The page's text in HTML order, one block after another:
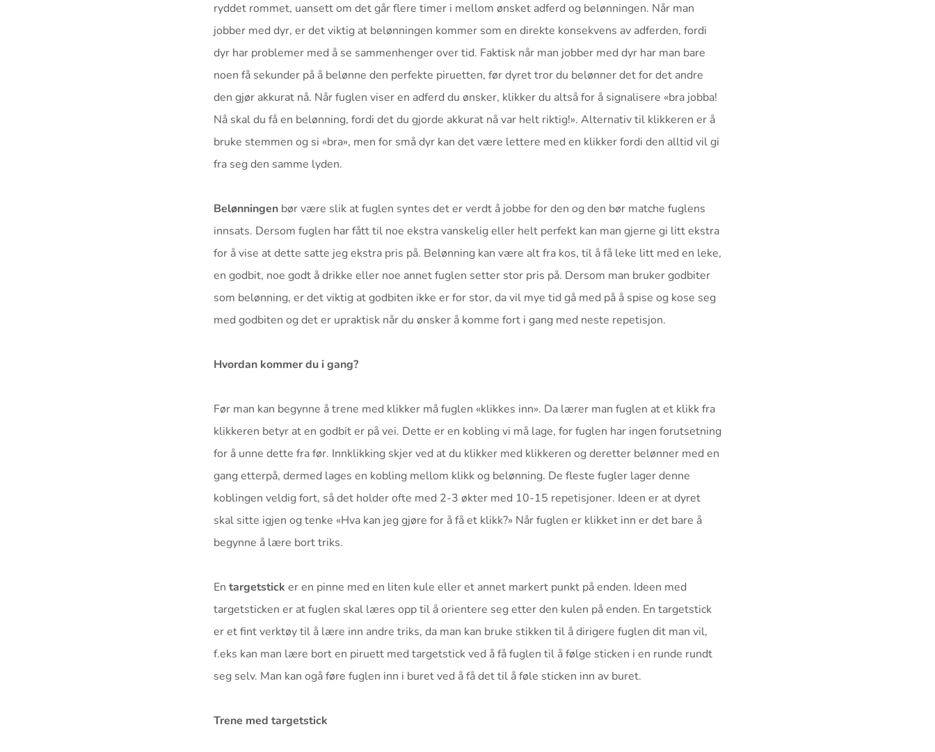
ryddet rommet, uansett om det går flere timer i mellom ønsket adferd og belønningen. Når man
jobber med dyr, er det viktig at belønningen kommer som en direkte konsekvens av adferden, fordi
dyr har problemer med å se sammenhenger over tid. Faktisk når man jobber med dyr har man bare
noen få sekunder på å belønne den perfekte piruetten, før dyret tror du belønner det for det andre
den gjør akkurat nå. Når fuglen viser en adferd du ønsker, klikker du altså for å signalisere «bra jobba!
Nå skal du få en belønning, fordi det du gjorde akkurat nå var helt riktig!». Alternativ til klikkeren er å
bruke stemmen og si «bra», men for små dyr kan det være lettere med en klikker fordi den alltid vil gi
fra seg den samme lyden.
Belønningen bør være slik at fuglen syntes det er verdt å jobbe for den og den bør matche fuglens
innsats. Dersom fuglen har fått til noe ekstra vanskelig eller helt perfekt kan man gjerne gi litt ekstra
for å vise at dette satte jeg ekstra pris på. Belønning kan være alt fra kos, til å få leke litt med en leke,
en godbit, noe godt å drikke eller noe annet fuglen setter stor pris på. Dersom man bruker godbiter
som belønning, er det viktig at godbiten ikke er for stor, da vil mye tid gå med på å spise og kose seg
med godbiten og det er upraktisk når du ønsker å komme fort i gang med neste repetisjon.
Hvordan kommer du i gang?
Før man kan begynne å trene med klikker må fuglen «klikkes inn». Da lærer man fuglen at et klikk fra
klikkeren betyr at en godbit er på vei. Dette er en kobling vi må lage, for fuglen har ingen forutsetning
for å unne dette fra før. Innklikking skjer ved at du klikker med klikkeren og deretter belønner med en
gang etterpå, dermed lages en kobling mellom klikk og belønning. De fleste fugler lager denne
koblingen veldig fort, så det holder ofte med 2-3 økter med 10-15 repetisjoner. Ideen er at dyret
skal sitte igjen og tenke «Hva kan jeg gjøre for å få et klikk?» Når fuglen er klikket inn er det bare å
begynne å lære bort triks.
En targetstick er en pinne med en liten kule eller et annet markert punkt på enden. Ideen med
targetsticken er at fuglen skal læres opp til å orientere seg etter den kulen på enden. En targetstick
er et fint verktøy til å lære inn andre triks, da man kan bruke stikken til å dirigere fuglen dit man vil,
f.eks kan man lære bort en piruett med targetstick ved å få fuglen til å følge sticken i en runde rundt
seg selv. Man kan ogå føre fuglen inn i buret ved å få det til å føle sticken inn av buret.
Trene med targetstick